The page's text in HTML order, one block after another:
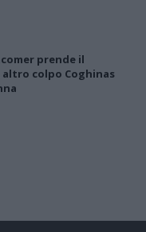
prende il
colpo Coghinas